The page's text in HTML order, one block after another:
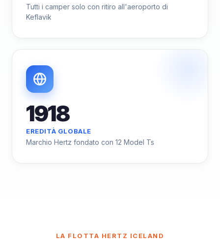
Tutti i camper solo con ritiro all'aeroporto di
Keflavik
1918
EREDITÀ GLOBALE
Marchio Hertz fondato con 12 Model Ts
LA FLOTTA HERTZ ICELAND